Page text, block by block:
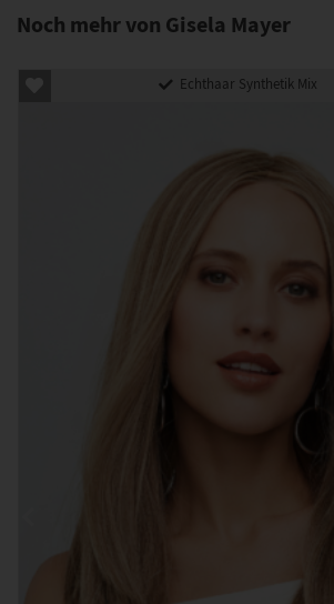
Noch mehr von Gisela Mayer
Echthaar Synthetik Mix